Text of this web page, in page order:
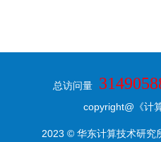
总访问量
copyright@《计
2023 © 华东计算技术研究